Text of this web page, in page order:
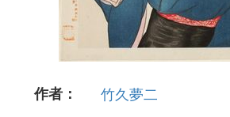
作者：
竹久夢二